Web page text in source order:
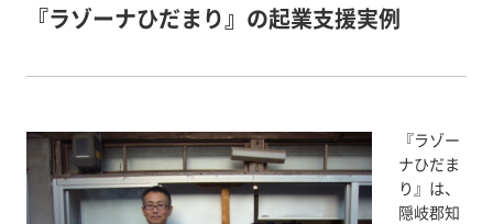
『ラゾーナひだまり』の起業支援実例
『ラゾー
ナひだま
り』は、
隠岐郡知